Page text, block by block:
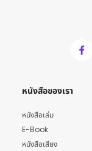
หนังสือของเรา
หนังสือเล่ม
E-Book
หนังสือเสียง